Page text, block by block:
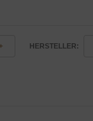
HERSTELLER: